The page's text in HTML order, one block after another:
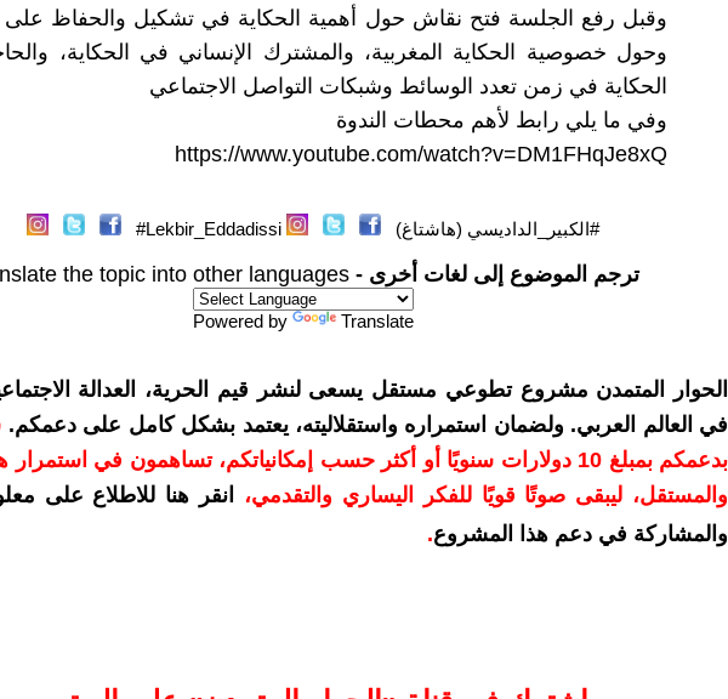
وقبل رفع الجلسة فتح نقاش حول أهمية الحكاية في تشكيل والحفاظ على
وحول خصوصية الحكاية المغربية، والمشترك الإنساني في الحكاية،
الحكاية في زمن تعدد الوسائط وشبكات التواصل الاجتماعي
وفي ما يلي رابط لأهم محطات الندوة
https://www.youtube.com/watch?v=DM1FHqJe8xQ
#الكبير_الداديسي (هاشتاغ) Lekbir_Eddadissi#
ترجم الموضوع إلى لغات أخرى - the topic into other languages
Powered by Translate
الحوار المتمدن مشروع تطوعي مستقل يسعى لنشر قيم الحرية، العدالة
في العالم العربي. ولضمان استمراره واستقلاليته، يعتمد بشكل كامل على دعمكم.
بدعمكم بمبلغ 10 دولارات سنويًا أو أكثر حسب إمكانياتكم، تساهمون في استمرار
والمستقل، ليبقى صوتًا قويًا للفكر اليساري والتقدمي،
انقر هنا للاطلاع على
والمشاركة في دعم هذا المشروع.